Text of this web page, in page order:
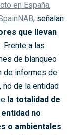
en España,
, señalan
que llevan
. Frente a las
de blanqueo
de informes de
de la entidad
la totalidad de
no
o ambientales